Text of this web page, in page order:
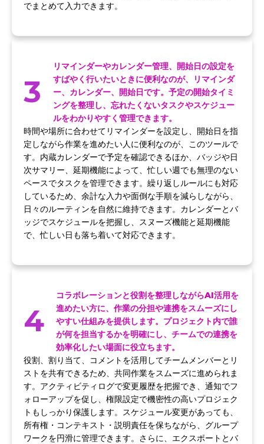
でまとめて入力できます。
3
リマインダーやカレンダー管理、開始日の設定を
すばやく行いたいときに便利なのが、リマインダ
ー、カレンダー、開始日です。予定の開始タイミ
ングを整理し、忘れたくないタスクやスケジュー
ルをわかりやすく管理できます。
時間や場所に合わせてリマインダーを設定し、開始日を指
定しながら作業を進めたい人に便利なのが、このツールで
す。内蔵カレンダーで予定を確認できるほか、バッジや日
次サマリー、延期機能によって、忙しい週でも無理のない
ペースでタスクを管理できます。繰り返しルールにも対応
しているため、余計な入力や面倒な手順を減らしながら、
日々のルーティンを自然に維持できます。カレンダーとバ
ッジでスケジュールを把握し、スヌーズ機能と延期機能
で、忙しい日も落ち着いて対応できます。
4
コラボレーションと役割を整理しながらAI活用を
進めたい方に、作業の分担や連携をスムーズにし
やすい仕組みを提供します。プロジェクト内で誰
が何を担当するかを明確にし、チームでの連携を
効率化したい場面に役立ちます。
役割、割り当て、コメントを活用してチームメンバーとリ
ストを共有できるため、共同作業をスムーズに進められま
す。アクティビティログで変更履歴を把握でき、通知でフ
ォローアップを促し、権限設定で機密性の高いプロジェク
トもしっかり保護します。スケジュール変更があっても、
所有権・コンテキスト・説明責任を保ちながら、グループ
ワークを円滑に管理できます。さらに、エクスポートとバ